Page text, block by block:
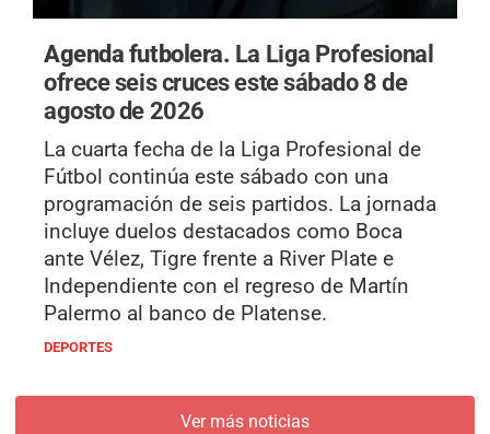
Agenda futbolera. La Liga Profesional
ofrece seis cruces este sábado 8 de
agosto de 2026
La cuarta fecha de la Liga Profesional de
Fútbol continúa este sábado con una
programación de seis partidos. La jornada
incluye duelos destacados como Boca
ante Vélez, Tigre frente a River Plate e
Independiente con el regreso de Martín
Palermo al banco de Platense.
DEPORTES
Ver más noticias